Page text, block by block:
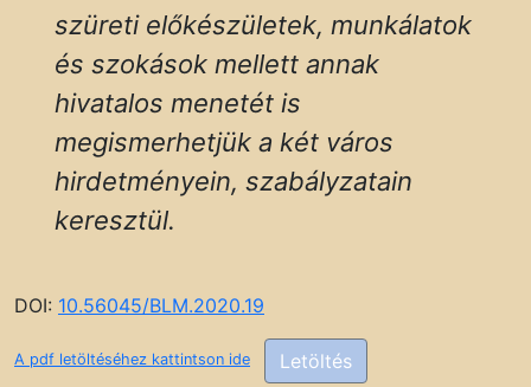
szüreti előkészületek, munkálatok
és szokások mellett annak
hivatalos menetét is
megismerhetjük a két város
hirdetményein, szabályzatain
keresztül.
DOI: 10.56045/BLM.2020.19
A pdf letöltéséhez kattintson ide Letöltés